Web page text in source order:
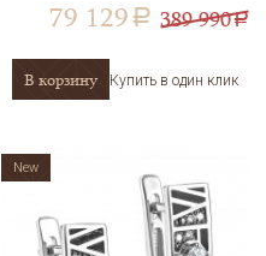
79 129 a 389 990a
В корзину Купить в один клик
New